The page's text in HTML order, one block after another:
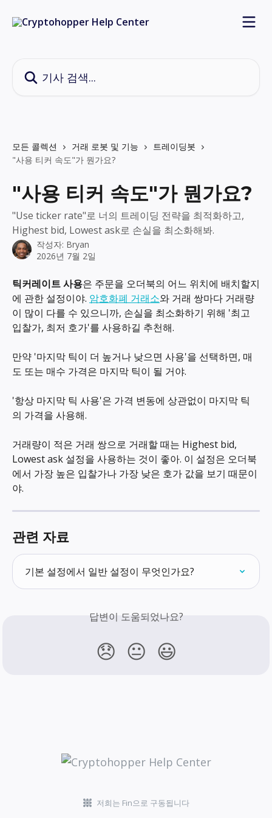
모든 콜렉션 거래 로봇 및 기능
트레이딩봇
"사용 티커 속도"가 뭔가요?
"사용 티커 속도"가 뭔가요?
"Use ticker rate"로 너의 트레이딩 전략을 최적화하고,
Highest bid, Lowest ask로 손실을 최소화해봐.
작성자: Bryan
2026년 7월 2일
틱커레이트 사용은 주문을 오더북의 어느 위치에 배치할지
에 관한 설정이야. 암호화폐 거래소와 거래 쌍마다 거래량
이 많이 다를 수 있으니까, 손실을 최소화하기 위해 '최고
입찰가, 최저 호가'를 사용하길 추천해.
만약 '마지막 틱이 더 높거나 낮으면 사용'을 선택하면, 매
도 또는 매수 가격은 마지막 틱이 될 거야.
'항상 마지막 틱 사용'은 가격 변동에 상관없이 마지막 틱
의 가격을 사용해.
거래량이 적은 거래 쌍으로 거래할 때는 Highest bid,
Lowest ask 설정을 사용하는 것이 좋아. 이 설정은 오더북
에서 가장 높은 입찰가나 가장 낮은 호가 값을 보기 때문이
야.
관련 자료
기본 설정에서 일반 설정이 무엇인가요?
답변이 도움되었나요?
😞 😐 😃
저희는 Fin으로 구동됩니다